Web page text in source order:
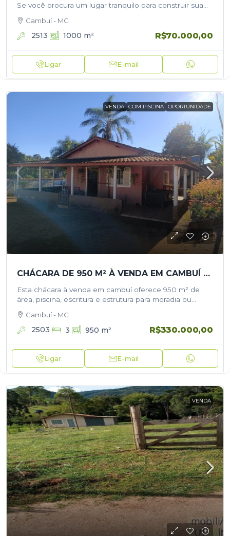
Se você procura um lugar tranquilo para construir sua
Cambuí - MG
2513 1000 m² R$70.000,00
Ligar E-mail
VENDA COM PISCINA OPORTUNIDADE
CHÁCARA DE 950 M² À VENDA EM CAMBUÍ COM PISCINA
Esta chácara à venda em cambuí oferece 950 m² de
área, piscina, escritura e estrutura para moradia ou
momentos de lazer com a família. O imóvel está à…
Cambuí - MG
2503 3 950 m² R$330.000,00
Ligar E-mail
VENDA